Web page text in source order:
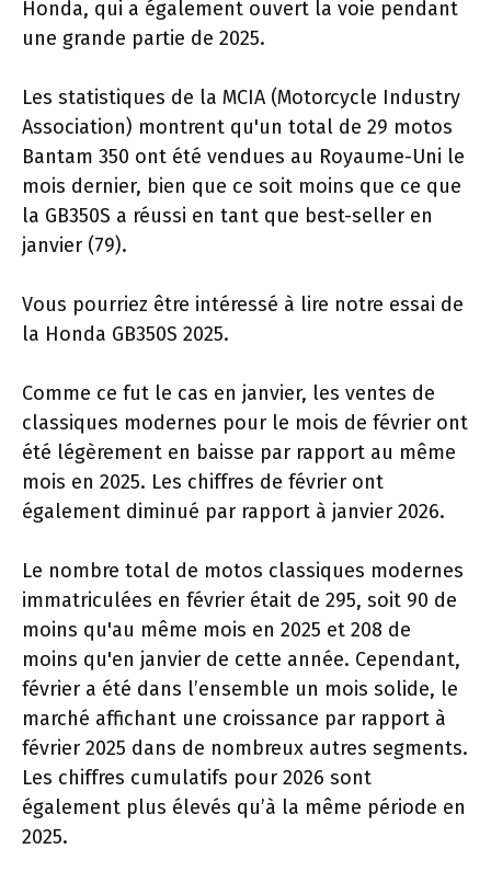
Honda, qui a également ouvert la voie pendant
une grande partie de 2025.
Les statistiques de la MCIA (Motorcycle Industry
Association) montrent qu'un total de 29 motos
Bantam 350 ont été vendues au Royaume-Uni le
mois dernier, bien que ce soit moins que ce que
la GB350S a réussi en tant que best-seller en
janvier (79).
Vous pourriez être intéressé à lire notre essai de
la Honda GB350S 2025.
Comme ce fut le cas en janvier, les ventes de
classiques modernes pour le mois de février ont
été légèrement en baisse par rapport au même
mois en 2025. Les chiffres de février ont
également diminué par rapport à janvier 2026.
Le nombre total de motos classiques modernes
immatriculées en février était de 295, soit 90 de
moins qu'au même mois en 2025 et 208 de
moins qu'en janvier de cette année. Cependant,
février a été dans l’ensemble un mois solide, le
marché affichant une croissance par rapport à
février 2025 dans de nombreux autres segments.
Les chiffres cumulatifs pour 2026 sont
également plus élevés qu’à la même période en
2025.